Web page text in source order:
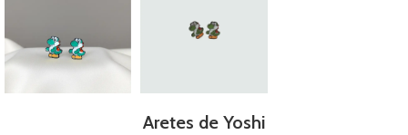
Aretes de Yoshi